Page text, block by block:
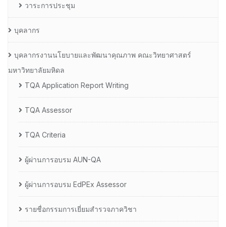
วาระการประชุม
บุคลากร
บุคลากรงานนโยบายและพัฒนาคุณภาพ คณะวิทยาศาสตร์
มหาวิทยาลัยมหิดล
TQA Application Report Writing
TQA Assessor
TQA Criteria
ผู้ผ่านการอบรม AUN-QA
ผู้ผ่านการอบรม EdPEx Assessor
รายชื่อกรรมการเยี่ยมสำรวจภาควิชา